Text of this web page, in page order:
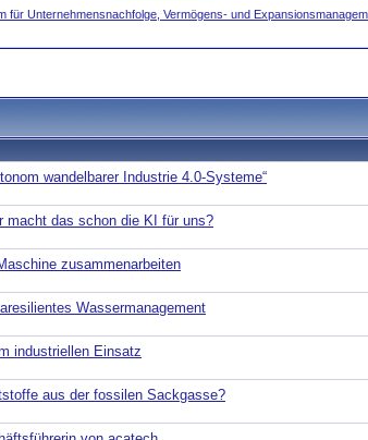
Unternehmensnachfolge, Vermögens- und
wandelbarer Industrie 4.0-Systeme“
macht das schon die KI für uns?
zusammenarbeiten
Wassermanagement
industriellen Einsatz
aus der fossilen Sackgasse?